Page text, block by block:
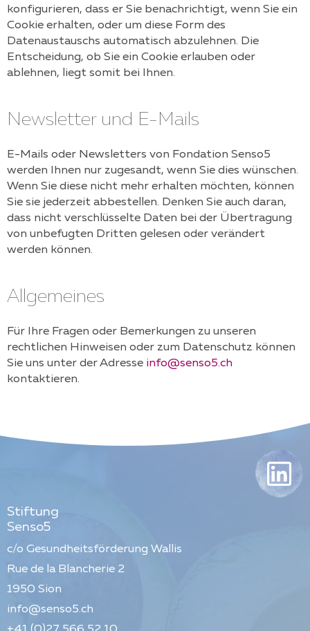
konfigurieren, dass er Sie benachrichtigt, wenn Sie ein
Cookie erhalten, oder um diese Form des
Datenaustauschs automatisch abzulehnen. Die
Entscheidung, ob Sie ein Cookie erlauben oder
ablehnen, liegt somit bei Ihnen.
Newsletter und E-Mails
E-Mails oder Newsletters von Fondation Senso5
werden Ihnen nur zugesandt, wenn Sie dies wünschen.
Wenn Sie diese nicht mehr erhalten möchten, können
Sie sie jederzeit abbestellen. Denken Sie auch daran,
dass nicht verschlüsselte Daten bei der Übertragung
von unbefugten Dritten gelesen oder verändert
werden können.
Allgemeines
Für Ihre Fragen oder Bemerkungen zu unseren
rechtlichen Hinweisen oder zum Datenschutz können
Sie uns unter der Adresse info@senso5.ch
kontaktieren.
Stiftung
Senso5
c/o Gesundheitsförderung Wallis
Rue de la Blancherie 2
1950 Sion
info@senso5.ch